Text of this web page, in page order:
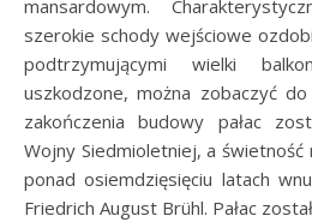
mansardowym.
szerokie schody wejściowe
podtrzymującymi wielki
uszkodzone, można zobaczyć
zakończenia budowy pałac
Wojny Siedmioletniej, a
ponad osiemdzięsięciu latach
Friedrich August Brühl. Pałac